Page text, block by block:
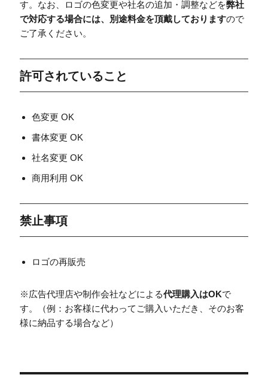
す。なお、ロゴの色変更や社名の追加・調整などを弊社
で対応する場合には、別途料金を頂戴しておりますので
ご了承ください。
許可されていること
色変更 OK
書体変更 OK
社名変更 OK
商用利用 OK
禁止事項
ロゴの再販売
※広告代理店や制作会社などによる代理購入はOKで
す。（例：お客様に代わってご購入いただき、そのお客
様に納品する場合など）